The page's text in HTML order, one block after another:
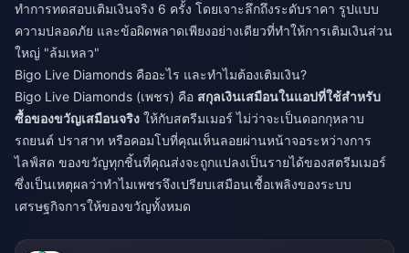
ทำการทดสอบเติมเงินจริง 6 ครั้ง โดยเจาะลึกถึงระดับราคา รูปแบบ
ความปลอดภัย และข้อผิดพลาดเพียงอย่างเดียวที่ทำให้การเติมเงินส่วน
ใหญ่ "ล้มเหลว"
Bigo Live Diamonds คืออะไร และทำไมต้องเติมเงิน?
Bigo Live Diamonds (เพชร) คือ สกุลเงินเสมือนในแอปที่ใช้สำหรับ
ซื้อของขวัญเสมือนจริง ให้กับสตรีมเมอร์ ไม่ว่าจะเป็นดอกกุหลาบ
รถยนต์ ปราสาท หรือคอมโบที่คุณเห็นลอยผ่านหน้าจอระหว่างการ
ไลฟ์สด ของขวัญทุกชิ้นที่คุณส่งจะถูกแปลงเป็นรายได้ของสตรีมเมอร์
ซึ่งเป็นเหตุผลว่าทำไมเพชรจึงเปรียบเสมือนเชื้อเพลิงของระบบ
เศรษฐกิจการให้ของขวัญทั้งหมด